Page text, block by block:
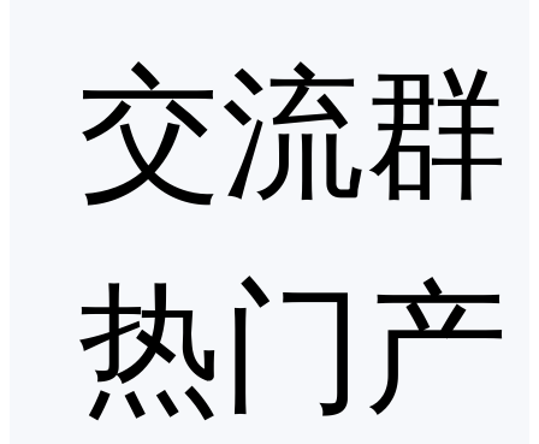
交流群
热门产